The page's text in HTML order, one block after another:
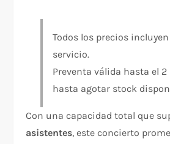
Todos los precios
servicio.
Preventa válida hasta el
hasta agotar stock
Con una capacidad total que
asistentes, este concierto